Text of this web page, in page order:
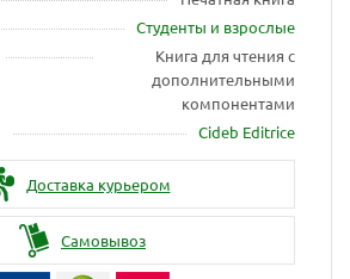
Студенты и взрослые
Книга для чтения с
дополнительными
компонентами
Cideb Editrice
Доставка курьером
Самовывоз